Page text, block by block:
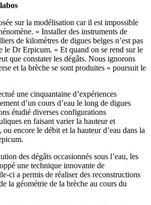
sur la modélisation car il est impossible
« Installer des instruments de
de kilomètres de digues belges n’est pas
le Dr Erpicum. « Et quand on se rend sur le
que constater les dégâts. Nous ignorons
et la brèche se sont produites » poursuit le
une cinquantaine d’expériences
d’un cours d’eau le long de digues
étudié diverses configurations
en faisant varier la hauteur et
ou encore le débit et la hauteur d’eau dans la
des dégâts occasionnés sous l’eau, les
une technique innovante de
ci a permis de réaliser des reconstructions
la géométrie de la brèche au cours du